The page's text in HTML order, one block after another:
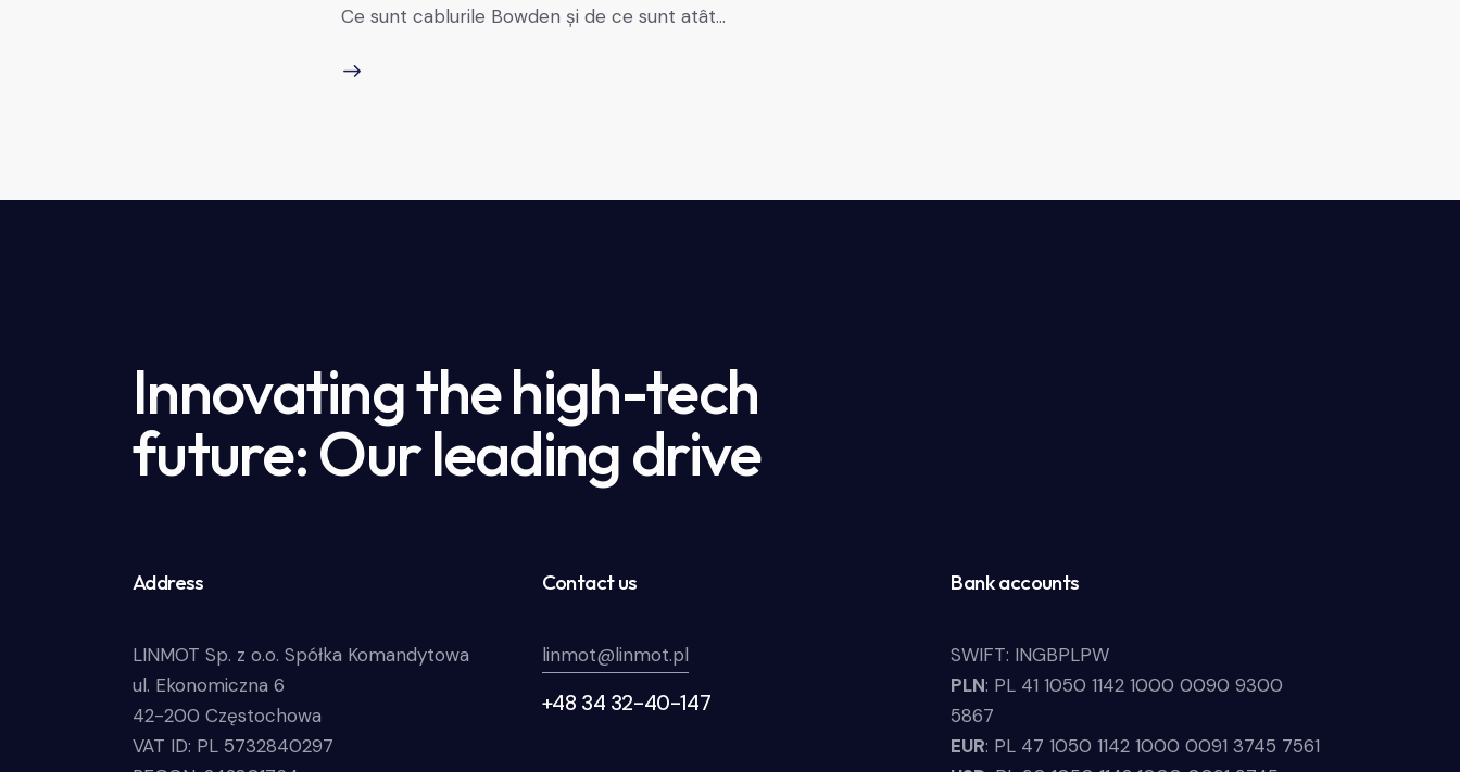
Ce sunt cablurile Bowden și de ce sunt atât…
Innovating the high-tech
future: Our leading drive
Address
LINMOT Sp. z o.o. Spółka Komandytowa
ul. Ekonomiczna 6
42-200 Częstochowa
VAT ID: PL 5732840297
Contact us
linmot@linmot.pl
+48 34 32-40-147
Bank accounts
SWIFT: INGBPLPW
PLN: PL 41 1050 1142 1000 0090 9300
5867
EUR: PL 47 1050 1142 1000 0091 3745 7561